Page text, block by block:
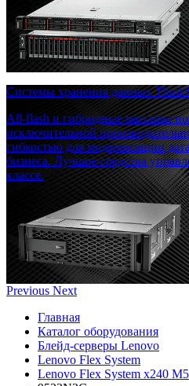
Системы хранения данных
All-flash и гибридные массивы
исключительной
гибкостью для модернизации
бизнеса. Лучшие средства
классе.
Previous Next
Главная
Каталог оборудования
Блейд-серверы Lenovo
Lenovo Flex System
Lenovo Flex System x240 M5